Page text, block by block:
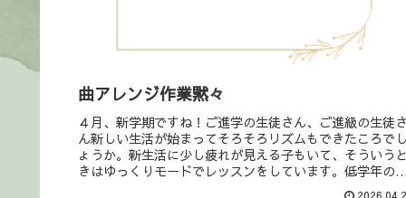
曲アレンジ作業黙々
４月、新学期ですね！ご進学の生徒さん、ご進級の生徒さ
ん新しい生活が始まってそろそろリズムもできたころでし
ょうか。新生活に少し疲れが見える子もいて、そういうと
きはゆっくりモードでレッスンをしています。低学年の子